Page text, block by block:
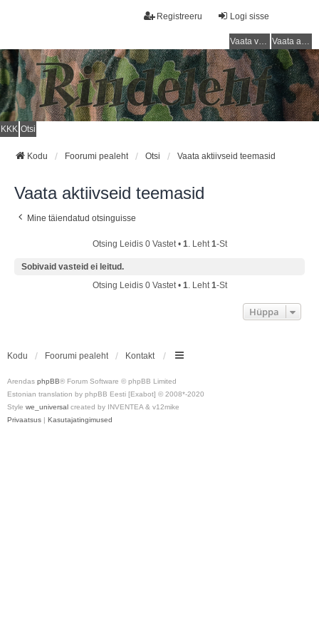
Logi sisse
Registreeru
Vaata vastamata teemasi Vaata aktiivseid teemasid
KKK Otsi
Kodu Foorumi pealeht Otsi Vaata aktiivseid teemasid
Vaata aktiivseid teemasid
Mine täiendatud otsinguisse
Otsing Leidis 0 Vastet • 1. Leht1-st
Sobivaid vasteid ei leitud.
Otsing Leidis 0 Vastet • 1. Leht1-st
Hüppa
Kodu Foorumi pealeht Kontakt
Arendas phpBB® Forum Software © phpBB Limited
Estonian translation by phpBB Eesti [Exabot] © 2008*-2020
Style we_universal created by INVENTEA & v12mike
Privaatsus | Kasutajatingimused